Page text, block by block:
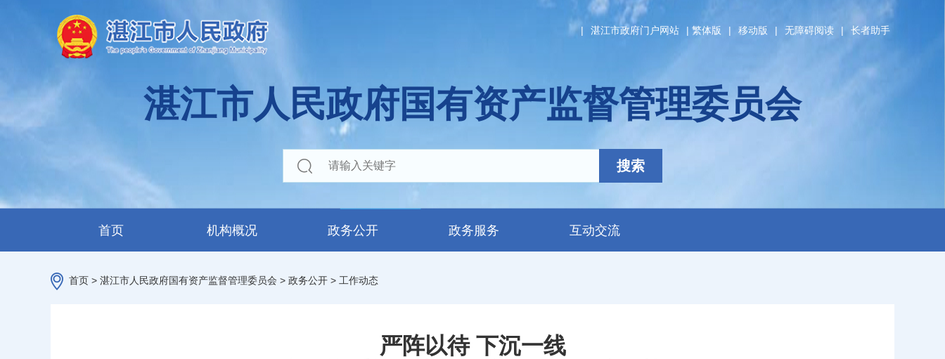
| 湛江市政府门户网站 | 繁体版 | 移动版 | 无障碍阅读 | 长者助手
湛江市人民政府国有资产监督管理委员会
搜索
首页 机构概况 政务公开 政务服务 互动交流
首页 > 湛江市人民政府国有资产监督管理委员会 > 政务公开 > 工作动态
严阵以待 下沉一线